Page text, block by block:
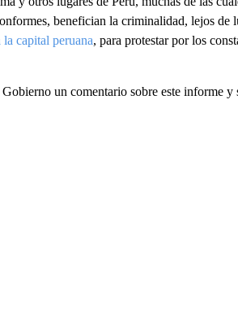
benefician la criminalidad, lejos de
capital peruana, para protestar por los
un comentario sobre este informe y